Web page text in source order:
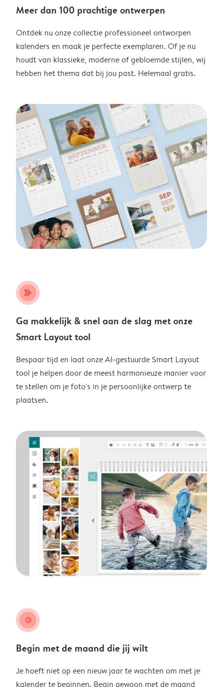
Meer dan 100 prachtige ontwerpen
Ontdek nu onze collectie professioneel ontworpen
kalenders en maak je perfecte exemplaren. Of je nu
houdt van klassieke, moderne of gebloemde stijlen, wij
hebben het thema dat bij jou past. Helemaal gratis.
stars_plus
Ga makkelijk & snel aan de slag met onze
Smart Layout tool
Bespaar tijd en laat onze AI-gestuurde Smart Layout
tool je helpen door de meest harmonieuze manier voor
te stellen om je foto's in je persoonlijke ontwerp te
plaatsen.
clock
Begin met de maand die jij wilt
Je hoeft niet op een nieuw jaar te wachten om met je
kalender te beginnen. Begin gewoon met de maand